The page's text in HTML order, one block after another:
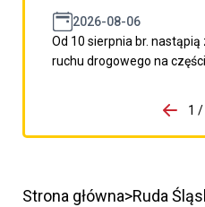
2026-08-06
Od 10 sierpnia br.
ruchu drogowego na
porzpedniego komunikatu
1 /
Strona główna Ruda